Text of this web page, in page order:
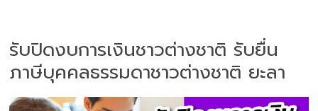
รับปิดงบการเงินชาวต่างชาติ รับยื่น
ภาษีบุคคลธรรมดาชาวต่างชาติ ยะลา